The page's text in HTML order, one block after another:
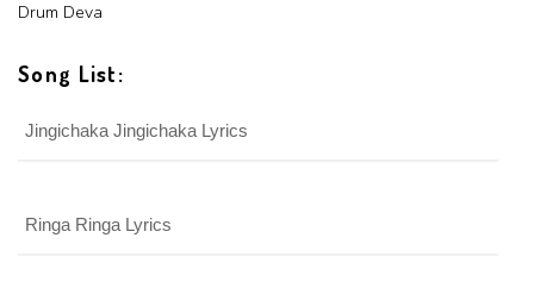
Drum Deva
Song List:
Jingichaka Jingichaka Lyrics
Ringa Ringa Lyrics